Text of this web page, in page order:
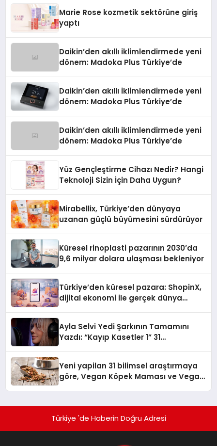
Marie Rose kozmetik sektörüne giriş
yaptı
Daikin’den akıllı iklimlendirmede yeni
dönem: Madoka Plus Türkiye’de
Daikin’den akıllı iklimlendirmede yeni
dönem: Madoka Plus Türkiye’de
Daikin’den akıllı iklimlendirmede yeni
dönem: Madoka Plus Türkiye’de
Yüz Gençleştirme Cihazı Nedir? Hangi
Teknoloji Sizin İçin Daha Uygun?
Mirabellix, Türkiye’den dünyaya
uzanan güçlü büyümesini sürdürüyor
Küresel rinoplasti pazarının 2030’da
9,6 milyar dolara ulaşması bekleniyor
Türkiye’den küresel pazara: ShopinX,
dijital ekonomi ile gerçek dünya
Ayla Selvi Yedi Şarkının Tamamını
Yazdı: “Kayıp Kasetler 1” 31
Yeni yapilan 31 bilimsel araştırmaya
göre, Vegan Köpek Maması ve Vegan
Türkiye 'de Haberin Doğru Adresi